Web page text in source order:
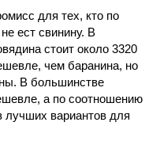
для тех, кто по
ест свинину. В
стоит около 3320
чем баранина, но
В большинстве
а по соотношению
лучших вариантов для